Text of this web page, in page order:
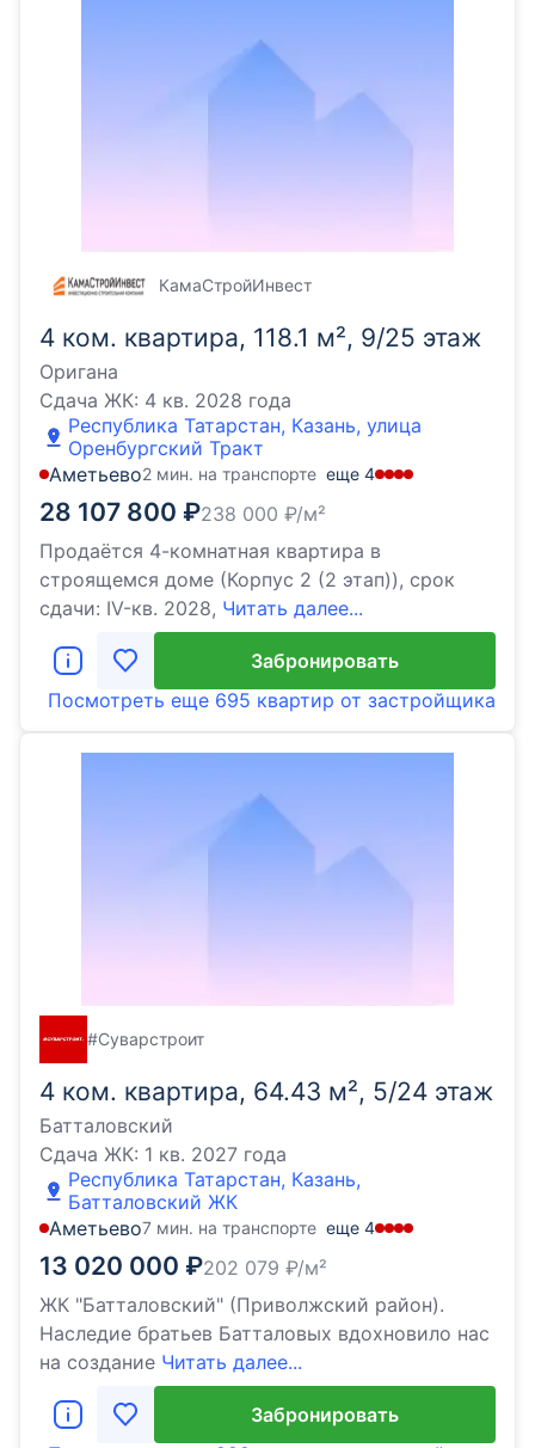
4 ком. квартира, 118.1 м², 9/25 этаж
Оригана
Сдача ЖК: 4 кв. 2028 года
Республика Татарстан, Казань, улица
Оренбургский Тракт
Аметьево2 мин. на транспорте еще 4
28 107 800 ₽238 000 ₽/м²
Продаётся 4-комнатная квартира в
строящемся доме (Корпус 2 (2 этап)), срок
сдачи: IV-кв. 2028, Читать далее...
КамаСтройИнвест
Забронировать
Посмотреть еще 695 квартир от застройщика
4 ком. квартира, 64.43 м², 5/24 этаж
Батталовский
Сдача ЖК: 1 кв. 2027 года
Республика Татарстан, Казань,
Батталовский ЖК
Аметьево7 мин. на транспорте еще 4
13 020 000 ₽202 079 ₽/м²
ЖК "Батталовский" (Приволжский район).
Наследие братьев Батталовых вдохновило нас
на создание Читать далее...
#Суварстроит
Забронировать